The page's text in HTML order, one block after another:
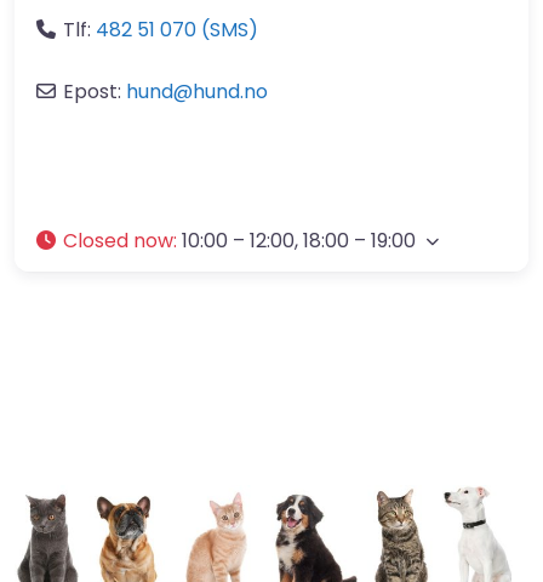
Tlf: 482 51 070 (SMS)
Epost: hund@hund.no
Closed now: 10:00 – 12:00, 18:00 – 19:00